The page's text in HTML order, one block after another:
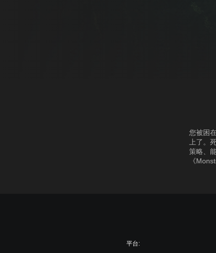
您被困
上了。
策略、
《
平台: